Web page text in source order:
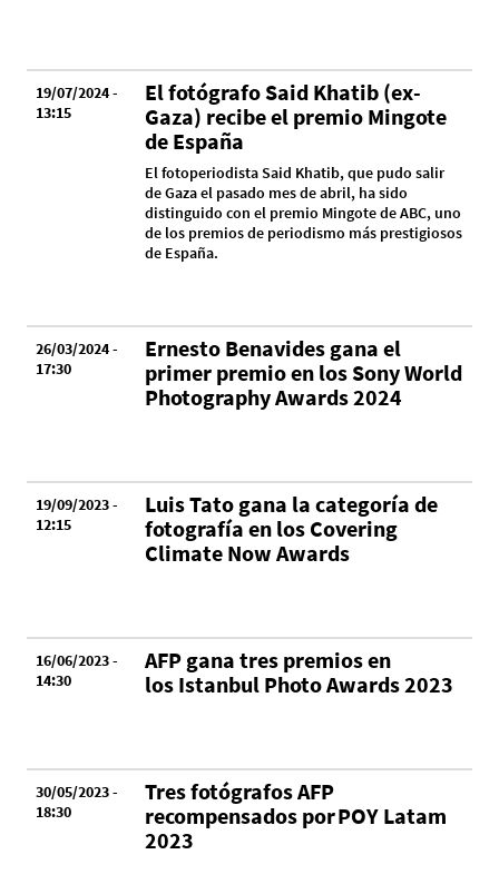
19/07/2024 -
13:15
El fotógrafo Said Khatib (ex-
Gaza) recibe el premio Mingote
de España
El fotoperiodista Said Khatib, que pudo salir
de Gaza el pasado mes de abril, ha sido
distinguido con el premio Mingote de ABC, uno
de los premios de periodismo más prestigiosos
de España.
26/03/2024 -
17:30
Ernesto Benavides gana el
primer premio en los Sony World
Photography Awards 2024
19/09/2023 -
12:15
Luis Tato gana la categoría de
fotografía en los Covering
Climate Now Awards
16/06/2023 -
14:30
AFP gana tres premios en
los Istanbul Photo Awards 2023
30/05/2023 -
18:30
Tres fotógrafos AFP
recompensados por POY Latam
2023